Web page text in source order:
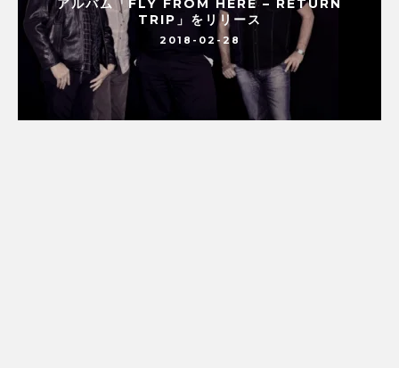
アルバム「FLY FROM HERE – RETURN
TRIP」をリリース
2018-02-28